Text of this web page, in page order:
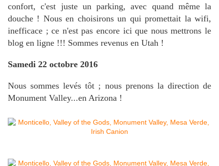
confort, c'est juste un parking, avec quand même la
douche ! Nous en choisirons un qui promettait la wifi,
inefficace ; ce n'est pas encore ici que nous mettrons le
blog en ligne !!! Sommes revenus en Utah !
Samedi 22 octobre 2016
Nous sommes levés tôt ; nous prenons la direction de
Monument Valley...en Arizona !